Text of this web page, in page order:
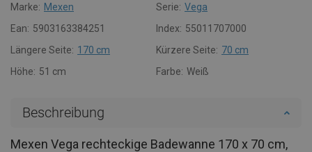
Marke: Mexen Serie: Vega
Ean: 5903163384251 Index: 55011707000
Längere Seite: 170 cm Kürzere Seite: 70 cm
Höhe: 51 cm Farbe: Weiß
Beschreibung
Mexen Vega rechteckige Badewanne 170 x 70 cm,